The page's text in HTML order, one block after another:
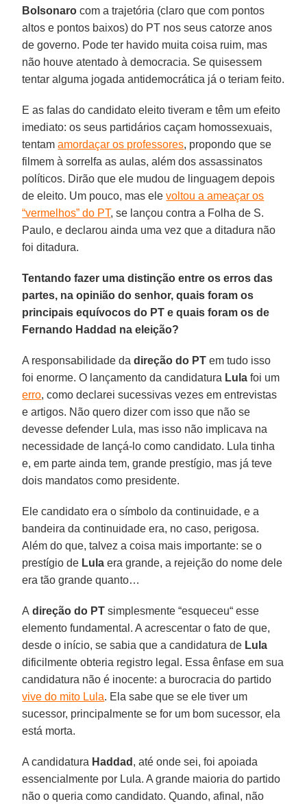
Bolsonaro com a trajetória (claro que com pontos
altos e pontos baixos) do PT nos seus catorze anos
de governo. Pode ter havido muita coisa ruim, mas
não houve atentado à democracia. Se quisessem
tentar alguma jogada antidemocrática já o teriam feito.
E as falas do candidato eleito tiveram e têm um efeito
imediato: os seus partidários caçam homossexuais,
tentamamordaçar os professores, propondo que se
filmem à sorrelfa as aulas, além dos assassinatos
políticos. Dirão que ele mudou de linguagem depois
de eleito. Um pouco, mas elevoltou a ameaçar os
“vermelhos” do PT, se lançou contra a Folha de S.
Paulo, e declarou ainda uma vez que a ditadura não
foi ditadura.
Tentando fazer uma distinção entre os erros das
partes, na opinião do senhor, quais foram os
principais equívocos do PT e quais foram os de
Fernando Haddad na eleição?
A responsabilidade dadireção do PT em tudo isso
foi enorme. O lançamento da candidatura Lula foi um
erro, como declarei sucessivas vezes em entrevistas
e artigos. Não quero dizer com isso que não se
devesse defender Lula, mas isso não implicava na
necessidade de lançá-lo como candidato. Lula tinha
e, em parte ainda tem, grande prestígio, mas já teve
dois mandatos como presidente.
Ele candidato era o símbolo da continuidade, e a
bandeira da continuidade era, no caso, perigosa.
Além do que, talvez a coisa mais importante: se o
prestígio de Lula era grande, a rejeição do nome dele
era tão grande quanto…
A direção do PT simplesmente “esqueceu“ esse
elemento fundamental. A acrescentar o fato de que,
desde o início, se sabia que a candidatura de Lula
dificilmente obteria registro legal. Essa ênfase em sua
candidatura não é inocente: a burocracia do partido
vive do mito Lula. Ela sabe que se ele tiver um
sucessor, principalmente se for um bom sucessor, ela
está morta.
A candidatura Haddad , até onde sei, foi apoiada
essencialmente por Lula. A grande maioria do partido
não o queria como candidato. Quando, afinal, não